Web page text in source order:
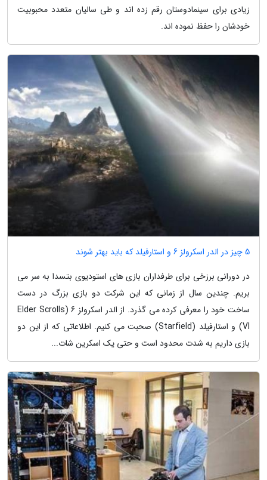
زیادی برای سینمادوستان رقم زده اند و طی سالیان متعدد محبوبیت
خودشان را حفظ نموده اند.
5 چیز در الدر اسکرولز 6 و استارفیلد که باید بهتر شوند
در دورانی برزخی برای طرفداران بازی های استودیوی بتسدا به سر می
بریم. چندین سال از زمانی که این شرکت دو بازی بزرگ در دست
ساخت خود را معرفی کرده می گذرد. از الدر اسکرولز 6 (Elder Scrolls
VI) و استارفیلد (Starfield) صحبت می کنیم. اطلاعاتی که از این دو
بازی داریم به شدت محدود است و حتی یک اسکرین شات...